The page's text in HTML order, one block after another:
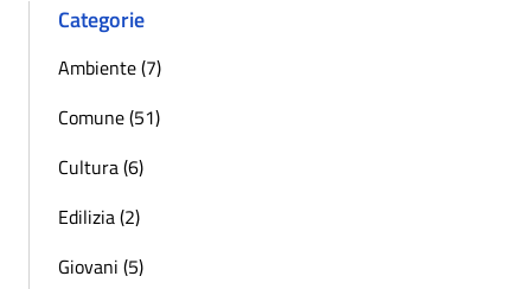
Categorie
Ambiente (7)
Comune (51)
Cultura (6)
Edilizia (2)
Giovani (5)